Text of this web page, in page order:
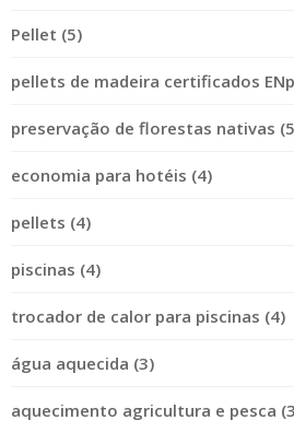
Pellet (5)
pellets de madeira certificados
preservação de florestas nativas
economia para hotéis (4)
pellets (4)
piscinas (4)
trocador de calor para piscinas (4)
água aquecida (3)
aquecimento agricultura e pesca